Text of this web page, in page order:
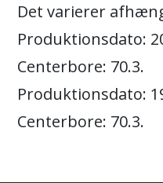
Det varierer
Produktionsdato:
Centerbore: 70.3.
Produktionsdato:
Centerbore: 70.3.